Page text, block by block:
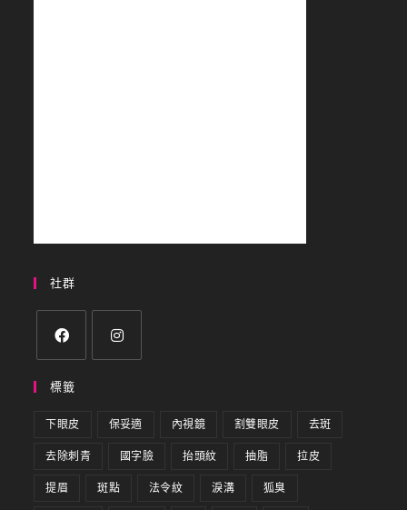
社群
標籤
下眼皮 保妥適 內視鏡 割雙眼皮 去斑
去除刺青 國字臉 抬頭紋 抽脂 拉皮
提眉 斑點 法令紋 淚溝 狐臭